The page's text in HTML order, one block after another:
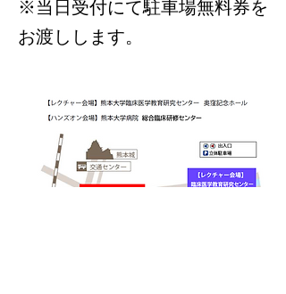
※当日受付にて駐車場無料券を
お渡しします。